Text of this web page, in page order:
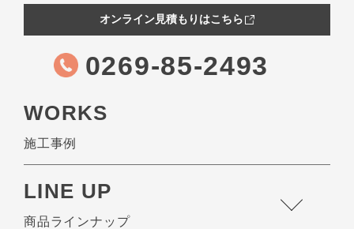
オンライン見積もりはこちら
0269-85-2493
WORKS
施工事例
LINE UP
商品ラインナップ